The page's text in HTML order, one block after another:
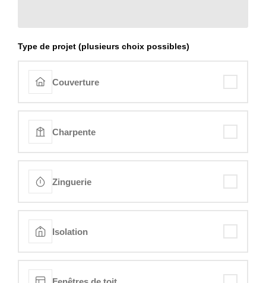
Type de projet (plusieurs choix possibles)
Couverture
Charpente
Zinguerie
Isolation